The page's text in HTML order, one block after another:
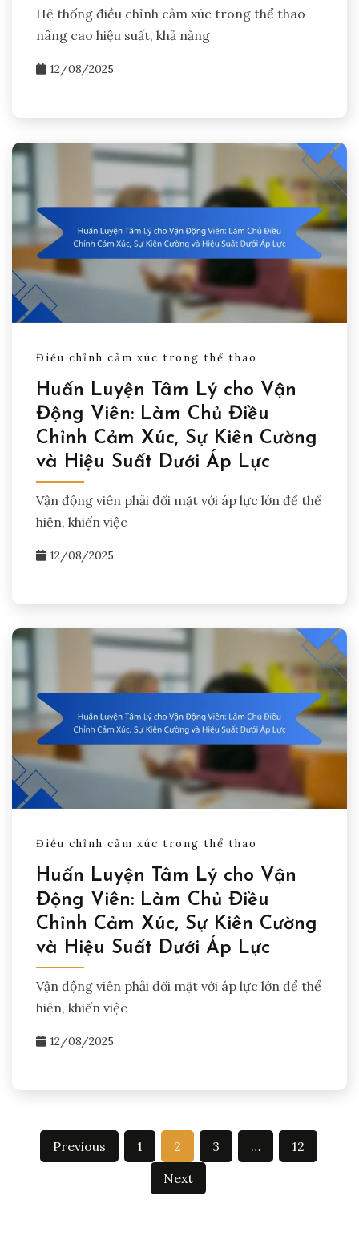
Hệ thống điều chỉnh cảm xúc trong thể thao
nâng cao hiệu suất, khả năng
12/08/2025
Điều chỉnh cảm xúc trong thể thao
Huấn Luyện Tâm Lý cho Vận
Động Viên: Làm Chủ Điều
Chỉnh Cảm Xúc, Sự Kiên Cường
và Hiệu Suất Dưới Áp Lực
Vận động viên phải đối mặt với áp lực lớn để thể
hiện, khiến việc
12/08/2025
Điều chỉnh cảm xúc trong thể thao
Huấn Luyện Tâm Lý cho Vận
Động Viên: Làm Chủ Điều
Chỉnh Cảm Xúc, Sự Kiên Cường
và Hiệu Suất Dưới Áp Lực
Vận động viên phải đối mặt với áp lực lớn để thể
hiện, khiến việc
12/08/2025
PostsPrevious 1 2 3 …
12
Next